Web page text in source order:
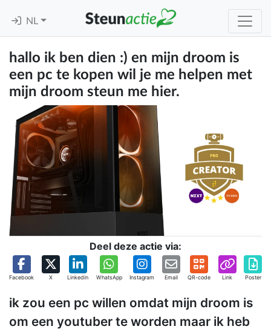
NL
hallo ik ben dien :) en mijn droom is
een pc te kopen wil je me helpen met
mijn droom steun me hier.
Deel deze actie via:
Facebook X Linkedin WhatsApp Instagram Email QR-code Link Poster
ik zou een pc willen omdat mijn droom is
om een youtuber te worden maar ik heb